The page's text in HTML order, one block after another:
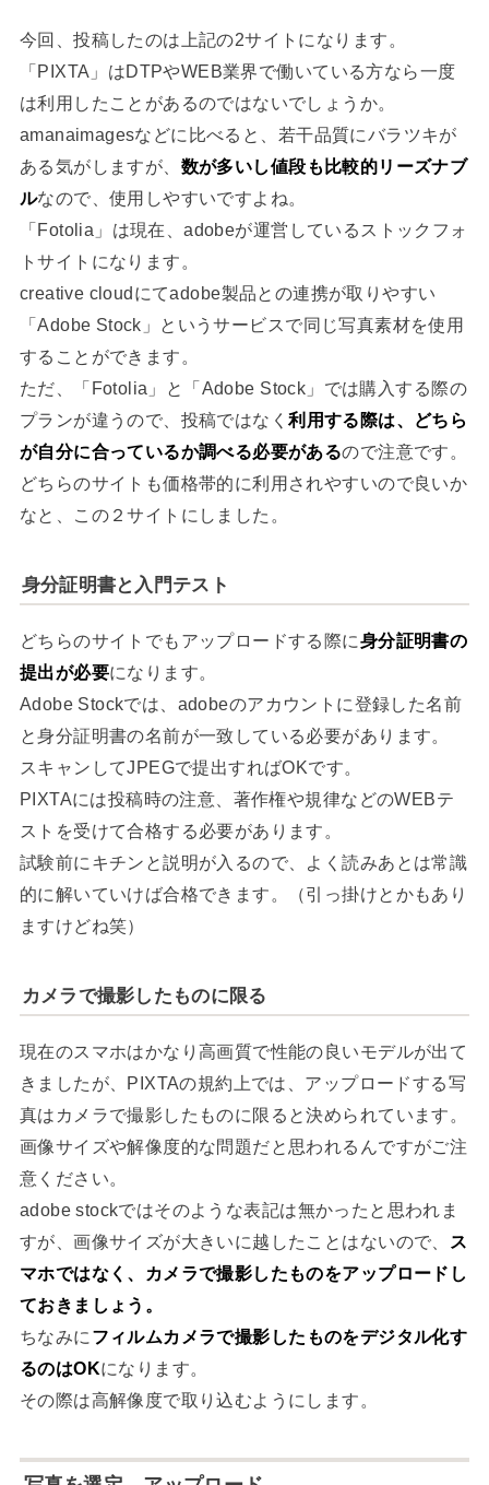
今回、投稿したのは上記の2サイトになります。
「PIXTA」はDTPやWEB業界で働いている方なら一度
は利用したことがあるのではないでしょうか。
amanaimagesなどに比べると、若干品質にバラツキが
ある気がしますが、 数が多いし値段も比較的リーズナブ
ルなので、使用しやすいですよね。
「Fotolia」は現在、adobeが運営しているストックフォ
トサイトになります。
creative cloudにてadobe製品との連携が取りやすい
「Adobe Stock」というサービスで同じ写真素材を使用
することができます。
ただ、「Fotolia」と「Adobe Stock」では購入する際の
プランが違うので、投稿ではなく利用する際は、どちら
が自分に合っているか調べる必要があるので注意です。
どちらのサイトも価格帯的に利用されやすいので良いか
なと、この２サイトにしました。
身分証明書と入門テスト
どちらのサイトでもアップロードする際に身分証明書の
提出が必要になります。
Adobe Stockでは、adobeのアカウントに登録した名前
と身分証明書の名前が一致している必要があります。
スキャンしてJPEGで提出すればOKです。
PIXTAには投稿時の注意、著作権や規律などのWEBテ
ストを受けて合格する必要があります。
試験前にキチンと説明が入るので、よく読みあとは常識
的に解いていけば合格できます。（引っ掛けとかもあり
ますけどね笑）
カメラで撮影したものに限る
現在のスマホはかなり高画質で性能の良いモデルが出て
きましたが、PIXTAの規約上では、アップロードする写
真はカメラで撮影したものに限ると決められています。
画像サイズや解像度的な問題だと思われるんですがご注
意ください。
adobe stockではそのような表記は無かったと思われま
すが、画像サイズが大きいに越したことはないので、
ス
マホではなく、カメラで撮影したものをアップロードし
ておきましょう。
ちなみに フィルムカメラで撮影したものをデジタル化す
るのはOKになります。
その際は高解像度で取り込むようにします。